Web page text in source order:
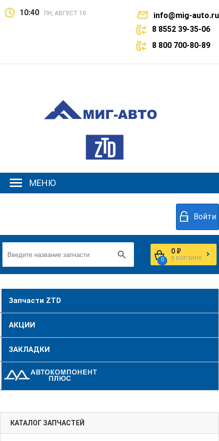
10:40 ПН, АВГУСТ 10
info@mig-auto.ru
8 8552 39-35-06
8 800 700-80-89
МЕНЮ
Войти
0
0 ₽
В КОРЗИНУ
Запчасти ZTD
АКЦИИ
ЗАКЛАДКИ
КАТАЛОГ ЗАПЧАСТЕЙ